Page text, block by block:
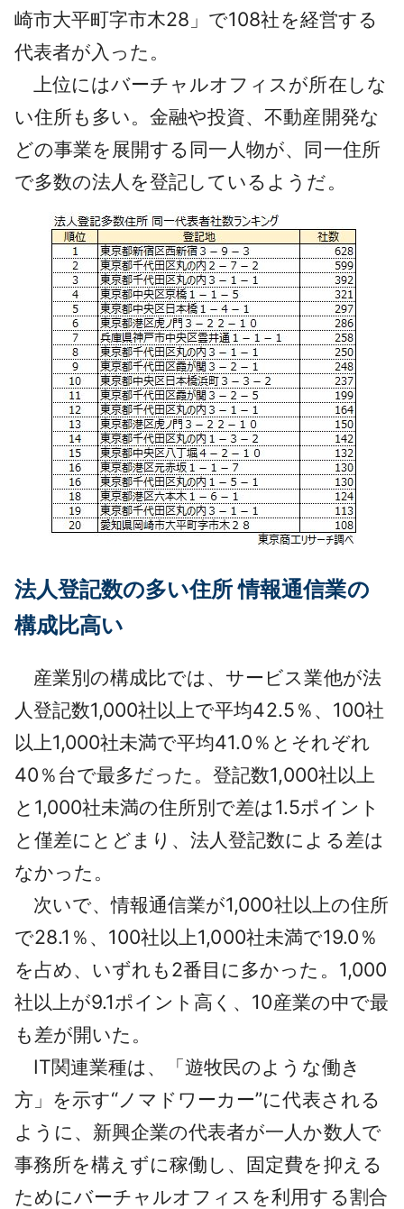
崎市大平町字市木28」で108社を経営する
代表者が入った。
上位にはバーチャルオフィスが所在しな
い住所も多い。金融や投資、不動産開発な
どの事業を展開する同一人物が、同一住所
で多数の法人を登記しているようだ。
法人登記数の多い住所 情報通信業の
構成比高い
産業別の構成比では、サービス業他が法
人登記数1,000社以上で平均42.5％、100社
以上1,000社未満で平均41.0％とそれぞれ
40％台で最多だった。登記数1,000社以上
と1,000社未満の住所別で差は1.5ポイント
と僅差にとどまり、法人登記数による差は
なかった。
次いで、情報通信業が1,000社以上の住所
で28.1％、100社以上1,000社未満で19.0％
を占め、いずれも2番目に多かった。1,000
社以上が9.1ポイント高く、10産業の中で最
も差が開いた。
IT関連業種は、「遊牧民のような働き
方」を示す“ノマドワーカー”に代表される
ように、新興企業の代表者が一人か数人で
事務所を構えずに稼働し、固定費を抑える
ためにバーチャルオフィスを利用する割合